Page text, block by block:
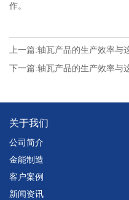
作。
上一篇:轴瓦产品的生产效率与
下一篇:轴瓦产品的生产效率与
关于我们
公司简介
金能制造
客户案例
新闻资讯